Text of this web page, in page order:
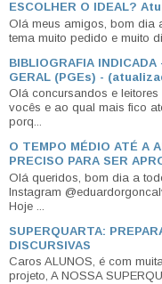
ESCOLHER O IDEAL?
Olá meus amigos, bom dia
tema muito pedido e muito
BIBLIOGRAFIA
GERAL (PGEs) -
Olá concursandos e
vocês e ao qual mais fico
porq...
O TEMPO MÉDIO ATÉ A
PRECISO PARA SER
Olá queridos, bom dia a
Instagram
Hoje ...
SUPERQUARTA:
DISCURSIVAS
Caros ALUNOS, é com
projeto, A NOSSA